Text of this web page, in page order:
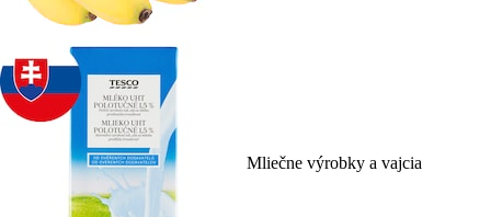
Mliečne výrobky a vajcia